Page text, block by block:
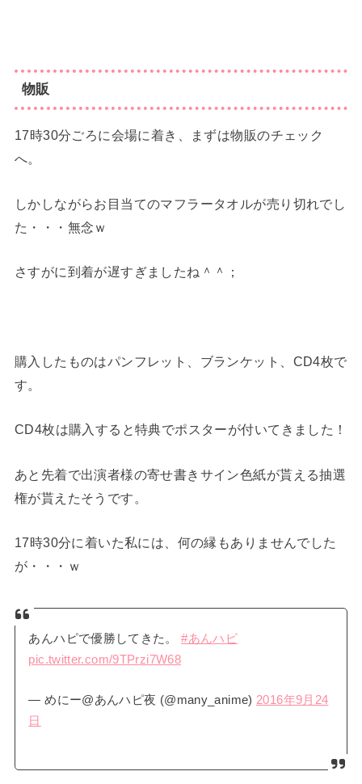
物販
17時30分ごろに会場に着き、まずは物販のチェック
へ。
しかしながらお目当てのマフラータオルが売り切れでし
た・・・無念ｗ
さすがに到着が遅すぎましたね＾＾；
購入したものはパンフレット、ブランケット、CD4枚で
す。
CD4枚は購入すると特典でポスターが付いてきました！
あと先着で出演者様の寄せ書きサイン色紙が貰える抽選
権が貰えたそうです。
17時30分に着いた私には、何の縁もありませんでした
が・・・ｗ
あんハピで優勝してきた。#あんハピ
pic.twitter.com/9TPrzi7W68
— めにー@あんハピ夜 (@many_anime) 2016年9月24
日